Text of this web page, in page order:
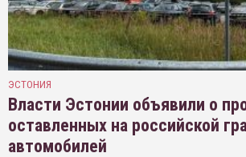
ЭСТОНИЯ
Власти Эстонии объявили о
оставленных на российской
автомобилей